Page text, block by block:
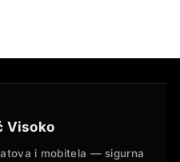
Visoko
i mobitela — sigurna